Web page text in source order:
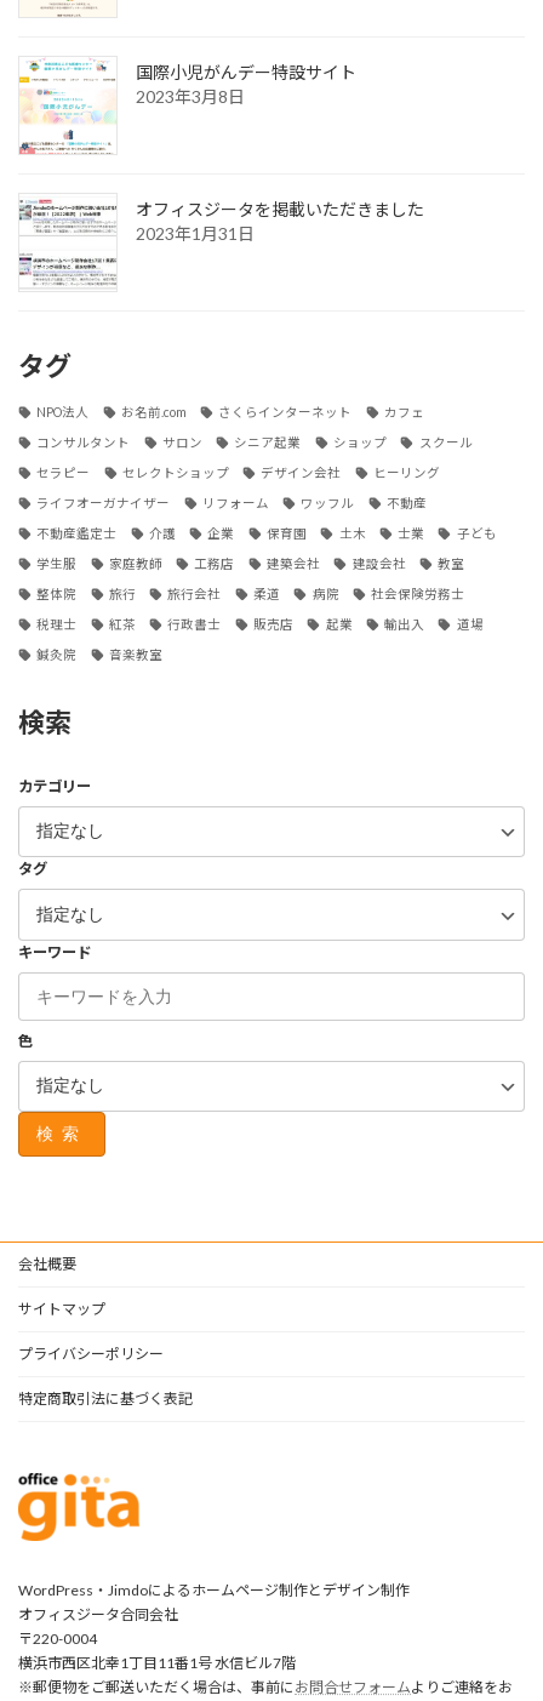
国際小児がんデー特設サイト
2023年3月8日
オフィスジータを掲載いただきました
2023年1月31日
タグ
NPO法人 お名前.com さくらインターネット カフェ
コンサルタント サロン シニア起業 ショップ スクール
セラピー セレクトショップ デザイン会社 ヒーリング
ライフオーガナイザー リフォーム ワッフル 不動産
不動産鑑定士 介護 企業 保育園 土木 士業 子ども
学生服 家庭教師 工務店 建築会社 建設会社 教室
整体院 旅行 旅行会社 柔道 病院 社会保険労務士
税理士 紅茶 行政書士 販売店 起業 輸出入 道場
鍼灸院 音楽教室
検索
カテゴリー
タグ
キーワード
色
検索
会社概要
サイトマップ
プライバシーポリシー
特定商取引法に基づく表記
WordPress・Jimdoによるホームページ制作とデザイン制作
オフィスジータ合同会社
〒220-0004
横浜市西区北幸1丁目11番1号 水信ビル7階
※郵便物をご郵送いただく場合は、事前に お問合せフォームよりご連絡をお